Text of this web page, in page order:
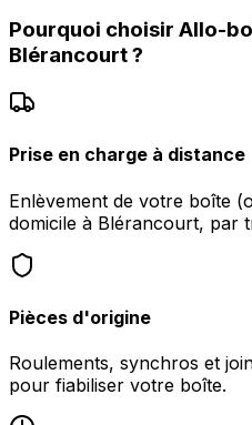
Pourquoi choisir Allo-
Blérancourt?
Prise en charge à distance
Enlèvement de votre boîte
domicile à Blérancourt, par
Pièces d'origine
Roulements, synchros et
pour fiabiliser votre boîte.